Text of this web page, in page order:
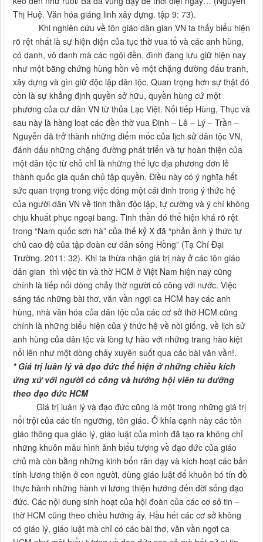
Thị Huệ. Văn hóa giáng linh xây dựng. tập 9: 73).
Khi nghiên cứu về tôn giáo dân gian VN ta thấy biểu hiện
rõ rệt nhất là sự hiện diện của tục thờ vua tổ và các anh hùng,
có danh, vô danh mà các ngôi đền, đình đang lưu giữ hiện nay
như một bằng chứng hùng hồn về một chặng đường đấu tranh,
xây dựng và gìn giữ độc lập dân tộc. Quan trọng hơn sự thật đó
còn là sự khẳng định quyền sở hữu, quyền hùng cứ một
phương của cư dân VN từ thủa Lạc Việt. Nối tiếp Hùng, Thục và
sau này là hàng loạt các đền thờ vua Đinh – Lê – Lý – Trần –
Nguyễn đã trở thành những điểm mốc của lịch sử dân tộc VN,
đánh dấu những chặng đường phát triển và tự hoàn thiện của
một dân tộc từ chỗ chỉ là những thế lực địa phương đơn lẻ
thành quốc gia quân chủ tập quyền. Điều này có ý nghĩa hết
sức quan trọng trong việc đóng một cái đinh trong ý thức hệ
của người dân VN về tinh thần độc lập, tự cường và ý chí không
chịu khuất phục ngoại bang. Tinh thần đó thể hiện khá rõ rệt
trong “Nam quốc sơn hà” của thế kỷ X đã “phản ảnh ý thức tự
chủ cao độ của tập đoàn cư dân sông Hồng” (Tạ Chí Đại
Trường. 2011: 32). Khi ta thừa nhận giá trị này ở các tôn giáo
dân gian thì việc tin và thờ HCM ở Việt Nam hiện nay cũng
chính là tiếp nối dòng chảy thờ người có công với nước. Việc
sáng tác những bài thơ, văn vần ngợi ca HCM hay các anh
hùng, nhà văn hóa của dân tộc của các cơ sở thờ HCM cũng
chính là những biểu hiện của ý thức hệ về nòi giống, về lịch sử
anh hùng của dân tộc và lòng tự hào với những trang hào kiệt
nổi lên như một dòng chảy xuyên suốt qua các bài văn vần!.
* Giá trị luân lý và đạo đức thể hiện ở những chiều kích
ứng xử với người có công và hướng hội viên tu dưỡng
theo đạo đức HCM
Giá trị luân lý và đạo đức cũng là một trong những giá trị
nổi trội của các tín ngưỡng, tôn giáo. Ở khía cạnh này các tôn
giáo thông qua giáo lý, giáo luật của mình đã tạo ra không chỉ
những khuôn mẫu hình ảnh biểu tượng về đạo đức của giáo
chủ mà còn bằng những kinh bổn răn dạy và kích hoạt các bản
tính lương thiện ở con người, dùng giáo luật để khuôn bó tín đồ
thực hành những hành vi lương thiện hướng đến đời sống đạo
đức. Các nội dung sinh hoạt của hội đoàn của các cơ sở tin –
thờ HCM cũng theo chiều hướng ấy. Hầu hết các cơ sở không
có giáo lý, giáo luật mà chỉ có các bài thơ, văn vần ngợi ca